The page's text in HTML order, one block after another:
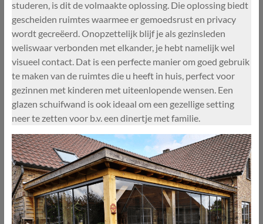
studeren, is dit de volmaakte oplossing. Die oplossing biedt
gescheiden ruimtes waarmee er gemoedsrust en privacy
wordt gecreëerd. Onopzettelijk blijf je als gezinsleden
weliswaar verbonden met elkander, je hebt namelijk wel
visueel contact. Dat is een perfecte manier om goed gebruik
te maken van de ruimtes die u heeft in huis, perfect voor
gezinnen met kinderen met uiteenlopende wensen. Een
glazen schuifwand is ook ideaal om een gezellige setting
neer te zetten voor b.v. een dinertje met familie.